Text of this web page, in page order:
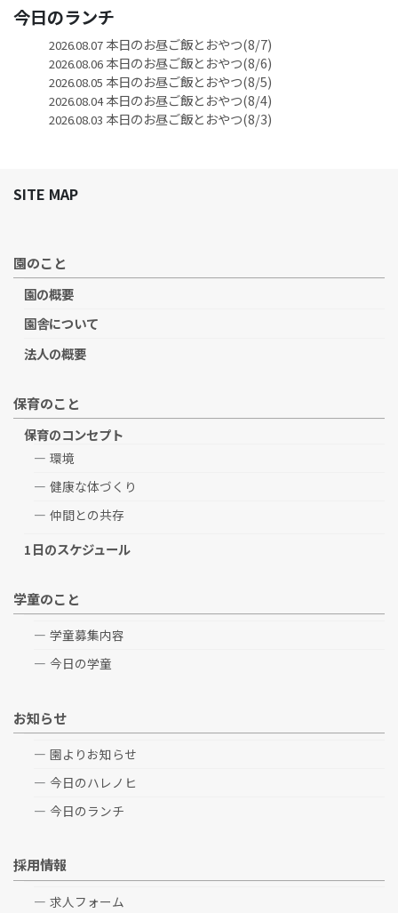
今日のランチ
2026.08.07本日のお昼ご飯とおやつ(8/7)
2026.08.06本日のお昼ご飯とおやつ(8/6)
2026.08.05 本日のお昼ご飯とおやつ(8/5)
2026.08.04本日のお昼ご飯とおやつ(8/4)
2026.08.03 本日のお昼ご飯とおやつ(8/3)
SITE MAP
園のこと
園の概要
園舎について
法人の概要
保育のこと
保育のコンセプト
環境
健康な体づくり
仲間との共存
1日のスケジュール
学童のこと
学童募集内容
今日の学童
お知らせ
園よりお知らせ
今日のハレノヒ
今日のランチ
採用情報
求人フォーム